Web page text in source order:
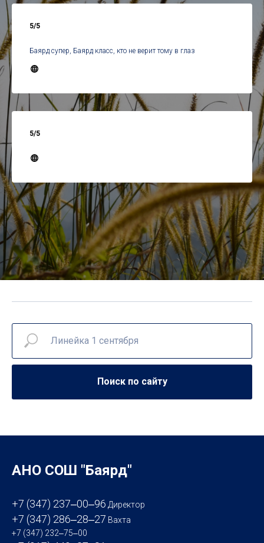
5/5
Баярд супер, Баярд класс, кто не верит тому в глаз
5/5
Поиск по сайту
АНО СОШ "Баярд"
+7 (347) 237‒00‒96 Директор
+7 (347) 286‒28‒27 Вахта
+7 (347) 232‒75‒00